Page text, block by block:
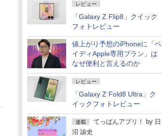
レビュー
「Galaxy Z Flip8」クイック
フォトレビュー
値上がり予想のiPhoneに「ペ
イディApple専用プラン」は
なぜ便利と言えるのか
レビュー
「Galaxy Z Fold8 Ultra」ク
イックフォトレビュー
連載 てっぱんアプリ！ by 日
沼 諭史